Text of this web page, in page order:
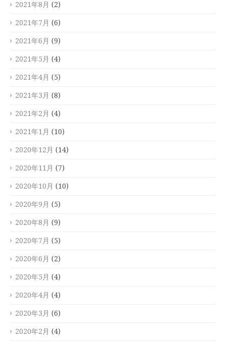
2021年8月 (2)
2021年7月 (6)
2021年6月 (9)
2021年5月 (4)
2021年4月 (5)
2021年3月 (8)
2021年2月 (4)
2021年1月 (10)
2020年12月 (14)
2020年11月 (7)
2020年10月 (10)
2020年9月 (5)
2020年8月 (9)
2020年7月 (5)
2020年6月 (2)
2020年5月 (4)
2020年4月 (4)
2020年3月 (6)
2020年2月 (4)